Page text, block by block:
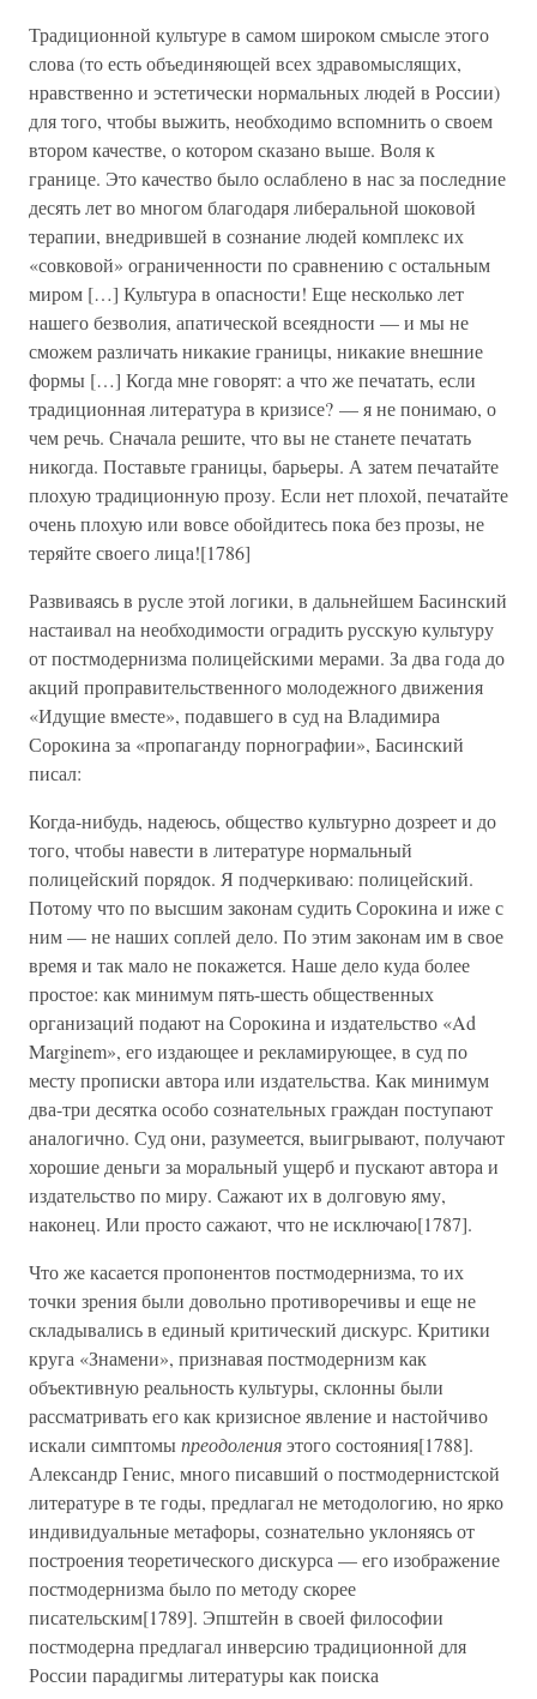
Традиционной культуре в самом широком смысле этого
слова (то есть объединяющей всех здравомыслящих,
нравственно и эстетически нормальных людей в России)
для того, чтобы выжить, необходимо вспомнить о своем
втором качестве, о котором сказано выше. Воля к
границе. Это качество было ослаблено в нас за последние
десять лет во многом благодаря либеральной шоковой
терапии, внедрившей в сознание людей комплекс их
«совковой» ограниченности по сравнению с остальным
миром […] Культура в опасности! Еще несколько лет
нашего безволия, апатической всеядности — и мы не
сможем различать никакие границы, никакие внешние
формы […] Когда мне говорят: а что же печатать, если
традиционная литература в кризисе? — я не понимаю, о
чем речь. Сначала решите, что вы не станете печатать
никогда. Поставьте границы, барьеры. А затем печатайте
плохую традиционную прозу. Если нет плохой, печатайте
очень плохую или вовсе обойдитесь пока без прозы, не
теряйте своего лица![1786]
Развиваясь в русле этой логики, в дальнейшем Басинский
настаивал на необходимости оградить русскую культуру
от постмодернизма полицейскими мерами. За два года до
акций проправительственного молодежного движения
«Идущие вместе», подавшего в суд на Владимира
Сорокина за «пропаганду порнографии», Басинский
писал:
Когда-нибудь, надеюсь, общество культурно дозреет и до
того, чтобы навести в литературе нормальный
полицейский порядок. Я подчеркиваю: полицейский.
Потому что по высшим законам судить Сорокина и иже с
ним — не наших соплей дело. По этим законам им в свое
время и так мало не покажется. Наше дело куда более
простое: как минимум пять-шесть общественных
организаций подают на Сорокина и издательство «Ad
Marginem», его издающее и рекламирующее, в суд по
месту прописки автора или издательства. Как минимум
два-три десятка особо сознательных граждан поступают
аналогично. Суд они, разумеется, выигрывают, получают
хорошие деньги за моральный ущерб и пускают автора и
издательство по миру. Сажают их в долговую яму,
наконец. Или просто сажают, что не исключаю[1787].
Что же касается пропонентов постмодернизма, то их
точки зрения были довольно противоречивы и еще не
складывались в единый критический дискурс. Критики
круга «Знамени», признавая постмодернизм как
объективную реальность культуры, склонны были
рассматривать его как кризисное явление и настойчиво
искали симптомыпреодоленияэтого состояния[1788].
Александр Генис, много писавший о постмодернистской
литературе в те годы, предлагал не методологию, но ярко
индивидуальные метафоры, сознательно уклоняясь от
построения теоретического дискурса — его изображение
постмодернизма было по методу скорее
писательским[1789]. Эпштейн в своей философии
постмодерна предлагал инверсию традиционной для
России парадигмы литературы как поиска